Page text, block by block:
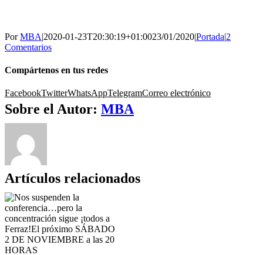
PorMBA|2020-01-23T20:30:19+01:0023/01/2020|Portada|2
Comentarios
Compártenos en tus redes
FacebookTwitterWhatsAppTelegramCorreo electrónico
Sobre el Autor: MBA
Artículos relacionados